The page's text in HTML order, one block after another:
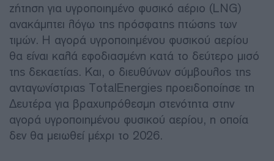
ζήτηση για υγροποιημένο φυσικό αέριο (LNG)
ανακάμπτει λόγω της πρόσφατης πτώσης των
τιμών. Η αγορά υγροποιημένου φυσικού αερίου
θα είναι καλά εφοδιασμένη κατά το δεύτερο μισό
της δεκαετίας. Και, ο διευθύνων σύμβουλος της
ανταγωνίστριας TotalEnergies προειδοποίησε τη
Δευτέρα για βραχυπρόθεσμη στενότητα στην
αγορά υγροποιημένου φυσικού αερίου, η οποία
δεν θα μειωθεί μέχρι το 2026.